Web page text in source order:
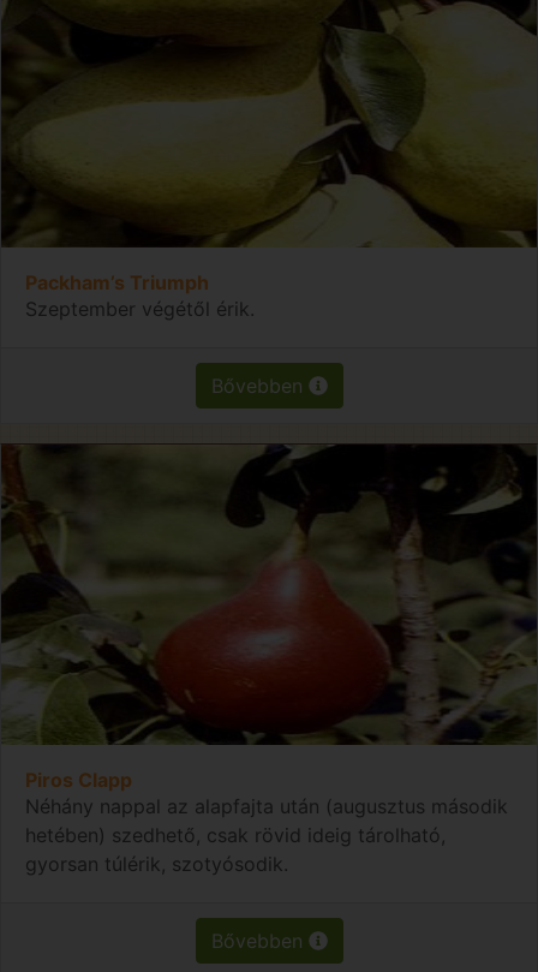
Packham’s Triumph
Szeptember végétől érik.
Bővebben
Piros Clapp
Néhány nappal az alapfajta után (augusztus második
hetében) szedhető, csak rövid ideig tárolható,
gyorsan túlérik, szotyósodik.
Bővebben